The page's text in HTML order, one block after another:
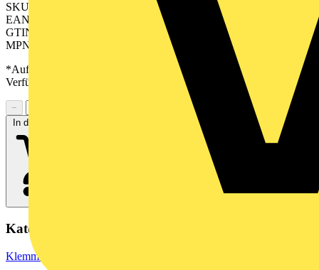
SKU: 2500570000
EAN: 04050118604511
GTIN: 04050118604511
MPN: LUFS 15.00/03/90V 5.0SN BK BX
*Auf Anfrage verfügbar - bitte in den Warenkorb legen, um
Verfügbarkeit zu prüfen
−
In den Warenkorb
Kategorien
Klemmen, Steckverbinder & Verbindungselemente